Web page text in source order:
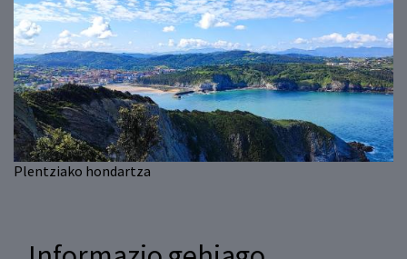
Plentziako hondartza